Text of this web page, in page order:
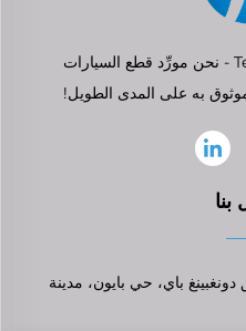
مرحباً بك في Tenfront - نحن مورِّد قطع السيارات
به على المدى الطويل!
بنا
دونغبينغ باي، حي بايون، مدينة